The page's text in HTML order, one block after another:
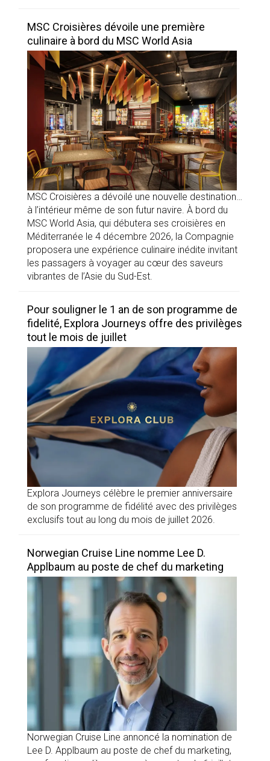
MSC Croisières dévoile une première
culinaire à bord du MSC World Asia
MSC Croisières a dévoilé une nouvelle destination…
à l’intérieur même de son futur navire. À bord du
MSC World Asia, qui débutera ses croisières en
Méditerranée le 4 décembre 2026, la Compagnie
proposera une expérience culinaire inédite invitant
les passagers à voyager au cœur des saveurs
vibrantes de l’Asie du Sud-Est.
Pour souligner le 1 an de son programme de
fidelité, Explora Journeys offre des privilèges
tout le mois de juillet
Explora Journeys célèbre le premier anniversaire
de son programme de fidélité avec des privilèges
exclusifs tout au long du mois de juillet 2026.
Norwegian Cruise Line nomme Lee D.
Applbaum au poste de chef du marketing
Norwegian Cruise Line annoncé la nomination de
Lee D. Applbaum au poste de chef du marketing,